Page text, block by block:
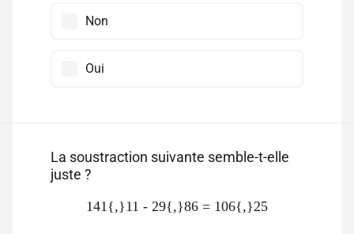
Non
Oui
La soustraction suivante semble-t-elle
juste ?
141{,}11 - 29{,}86 = 106{,}25